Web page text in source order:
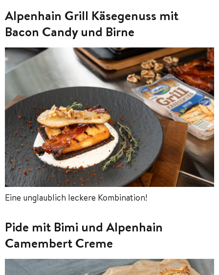
Alpenhain Grill Käsegenuss mit
Bacon Candy und Birne
Eine unglaublich leckere Kombination!
Pide mit Bimi und Alpenhain
Camembert Creme